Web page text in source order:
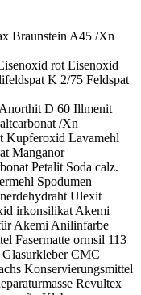
Braunstein A45 /Xn
rot Eisenoxid
K 2/75 Feldspat
D 60 Illmenit
/Xn
Kupferoxid Lavamehl
Manganor
Petalit Soda calz.
Spodumen
Ulexit
irkonsilikat Akemi
Akemi Anilinfarbe
Fasermatte ormsil 113
CMC
Konservierungsmittel
Revultex